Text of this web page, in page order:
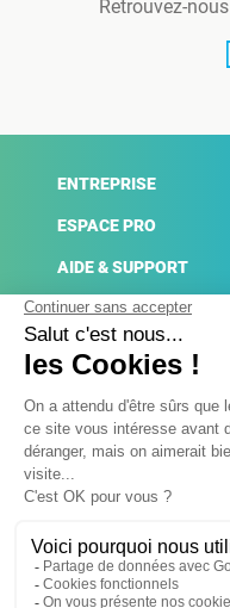
Retrouvez-
ENTREPRISE
ESPACE PRO
AIDE & SUPPORT
ACTUALITÉS
Conditions